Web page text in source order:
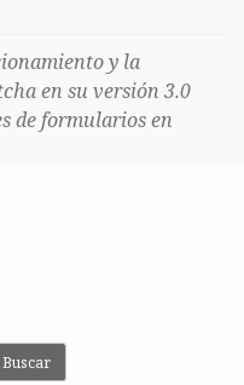
y la
en su versión 3.0
de formularios en
Buscar